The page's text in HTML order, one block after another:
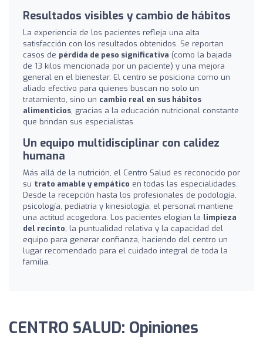
Resultados visibles y cambio de hábitos
La experiencia de los pacientes refleja una alta
satisfacción con los resultados obtenidos. Se reportan
casos de pérdida de peso significativa (como la bajada
de 13 kilos mencionada por un paciente) y una mejora
general en el bienestar. El centro se posiciona como un
aliado efectivo para quienes buscan no solo un
tratamiento, sino un cambio real en sus hábitos
alimenticios, gracias a la educación nutricional constante
que brindan sus especialistas.
Un equipo multidisciplinar con calidez
humana
Más allá de la nutrición, el Centro Salud es reconocido por
su trato amable y empático en todas las especialidades.
Desde la recepción hasta los profesionales de podología,
psicología, pediatría y kinesiología, el personal mantiene
una actitud acogedora. Los pacientes elogian la limpieza
del recinto, la puntualidad relativa y la capacidad del
equipo para generar confianza, haciendo del centro un
lugar recomendado para el cuidado integral de toda la
familia.
CENTRO SALUD: Opiniones